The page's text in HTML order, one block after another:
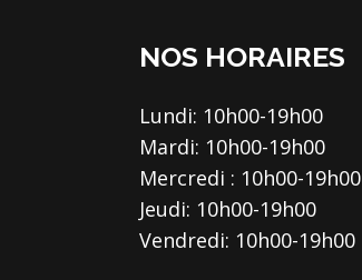
NOS HORAIRES
Lundi: 10h00-19h00
Mardi: 10h00-19h00
Mercredi : 10h00-19h00
Jeudi: 10h00-19h00
Vendredi: 10h00-19h00